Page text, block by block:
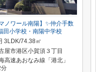
ノワール南陽】✨️仲介手数
田小学校・南陽中学校
3LDK/74.38㎡
屋市港区小賀須３丁目
高速あおなみ線「港北」